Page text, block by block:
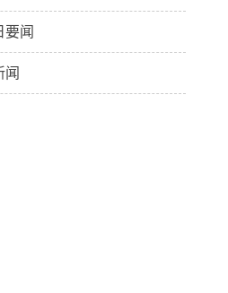
要闻
闻